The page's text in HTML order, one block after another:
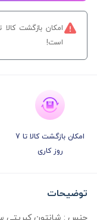
است!
امکان بازگشت کالا تا 7
روز کاری
توضیحات